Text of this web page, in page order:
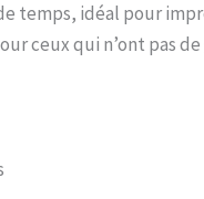
temps, idéal pour
ceux qui n’ont pas